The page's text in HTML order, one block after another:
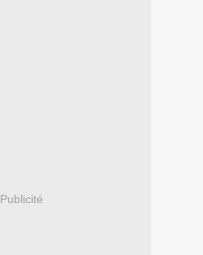
Publicité